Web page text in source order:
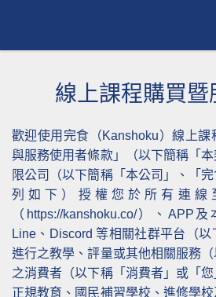
線上課程購買暨
歡迎使用完食（Kanshoku）線上課
與服務使用者條款」（以下簡稱「
限公司（以下簡稱「本公司」、「
列如下）授權您於所有連線
（https://kanshoku.co/）、APP
Line、Discord 等相關社群平台（以
進行之教學、評量或其他相關服務（
之消費者（以下稱「消費者」或「
正規教育、國民補習學校、進修學